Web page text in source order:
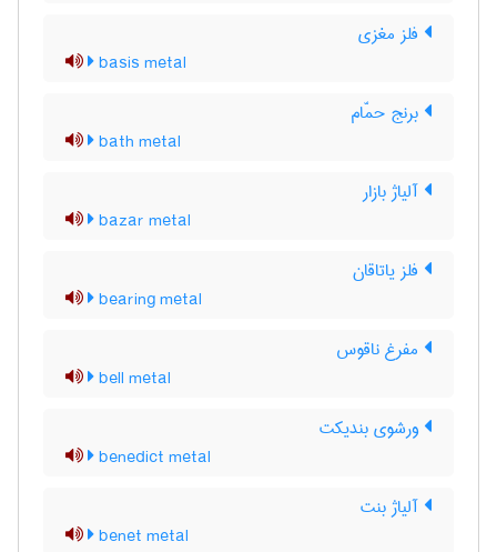
فلز مغزی
basis metal
برنج حمّام
bath metal
آلیاژ بازار
bazar metal
فلز یاتاقان
bearing metal
مفرغ ناقوس
bell metal
ورشوی بندیکت
benedict metal
آلیاژ بنت
benet metal